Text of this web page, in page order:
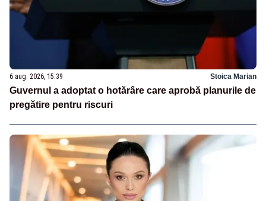
6 aug. 2026, 15:39 Stoica Marian
Guvernul a adoptat o hotărâre care aprobă planurile de
pregătire pentru riscuri